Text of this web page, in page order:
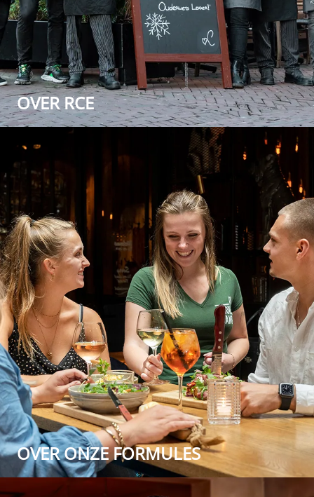
OVER RCE
OVER ONZE FORMULES